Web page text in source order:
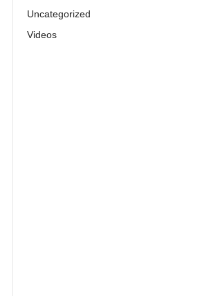
Uncategorized
Videos